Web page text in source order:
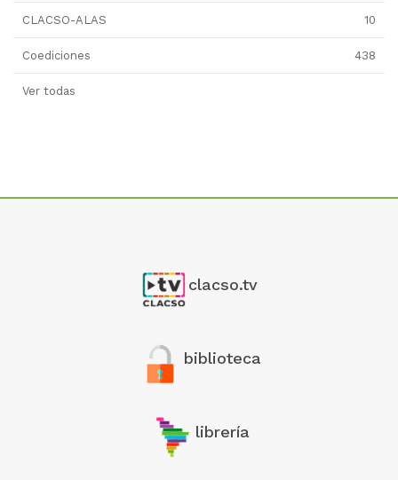
CLACSO-ALAS 10
Coediciones 438
Ver todas
clacso.tv
biblioteca
librería